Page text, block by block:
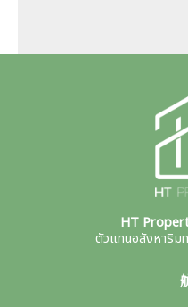
HT
ตัวแทนอสังหาริม